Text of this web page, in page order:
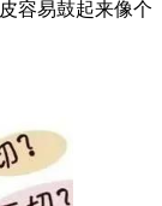
容易鼓起来像个